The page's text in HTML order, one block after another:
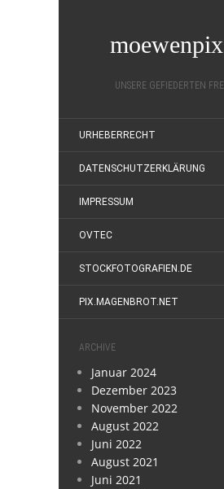
UNSERE GEFIEDERTEN
URHEBERRECHT
DATENSCHUTZERKLÄRUNG
IMPRESSUM
OVTEC
STOCKFOTOGRAFIEN.DE
PIX.MAGENBROT.NET
ARCHIVE
Januar 2024
Dezember 2023
November 2022
August 2022
Juni 2022
August 2021
Juni 2021